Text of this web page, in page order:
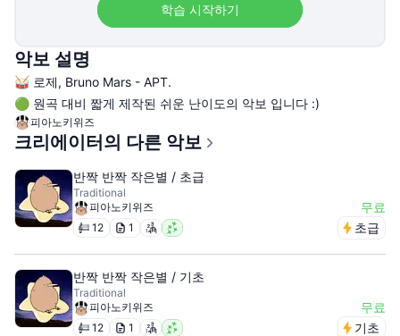
학습 시작하기
악보 설명
🥁 로제, Bruno Mars - APT.
🟢 원곡 대비 짧게 제작된 쉬운 난이도의 악보 입니다 :)
피아노키위즈
크리에이터의 다른 악보
반짝 반짝 작은별 / 초급
Traditional
피아노키위즈
무료
12 1 초급
반짝 반짝 작은별 / 기초
Traditional
피아노키위즈
무료
12 1 기초